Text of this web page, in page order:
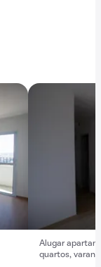
Alugar
quartos,